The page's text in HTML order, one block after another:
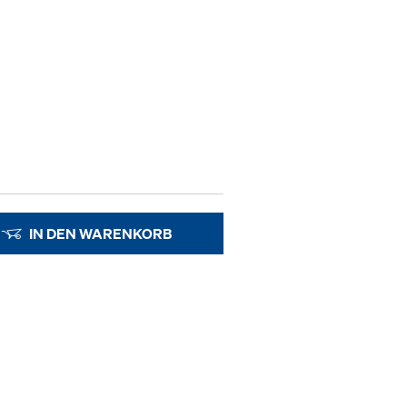
IN DEN WARENKORB